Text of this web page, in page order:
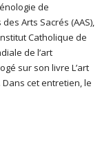
de
Arts Sacrés (AAS),
Catholique de
de l’art
sur son livre L’art
cet entretien, le